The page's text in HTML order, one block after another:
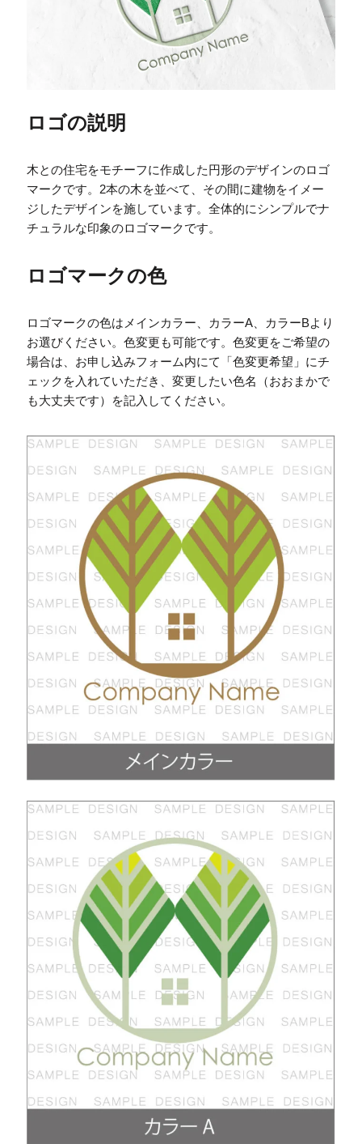
ロゴの説明
木との住宅をモチーフに作成した円形のデザインのロゴ
マークです。2本の木を並べて、その間に建物をイメー
ジしたデザインを施しています。全体的にシンプルでナ
チュラルな印象のロゴマークです。
ロゴマークの色
ロゴマークの色はメインカラー、カラーA、カラーBより
お選びください。色変更も可能です。色変更をご希望の
場合は、お申し込みフォーム内にて「色変更希望」にチ
ェックを入れていただき、変更したい色名（おおまかで
も大丈夫です）を記入してください。